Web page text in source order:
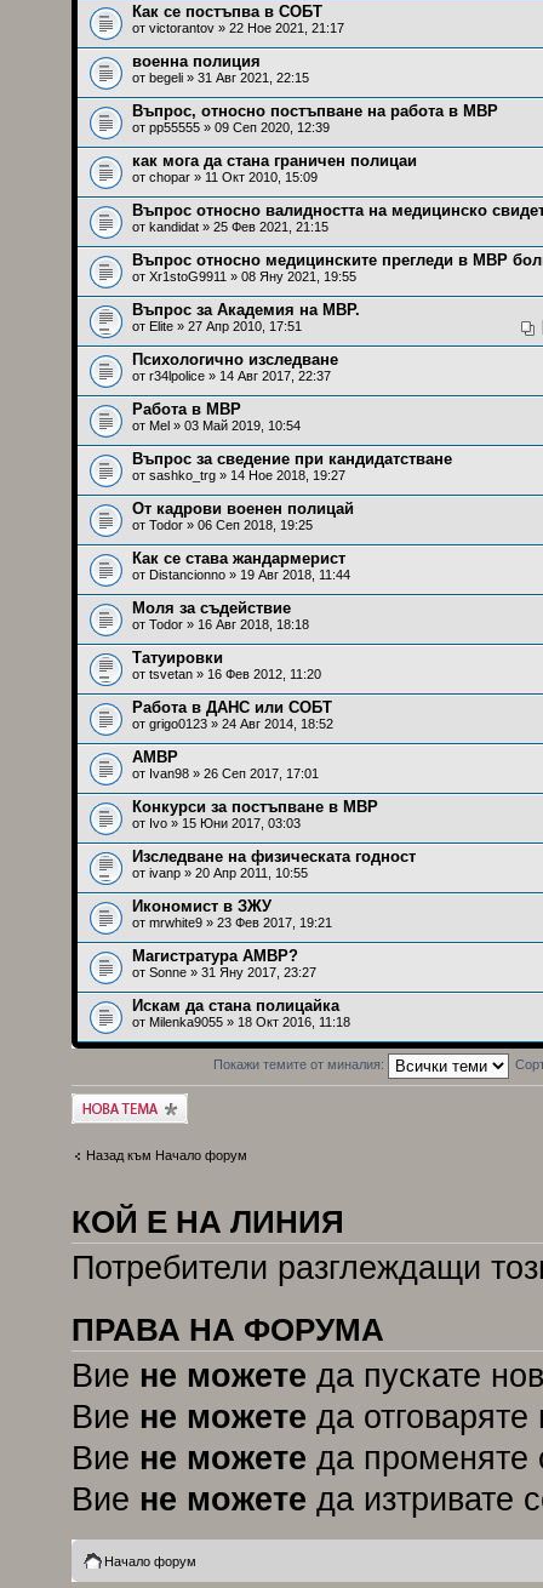
Как се постъпва в СОБТ
от victorantov » 22 Ное 2021, 21:17
военна полиция
от begeli » 31 Авг 2021, 22:15
Въпрос, относно постъпване на работа в МВР
от pp55555 » 09 Сеп 2020, 12:39
как мога да стана граничен полицаи
от chopar » 11 Окт 2010, 15:09
Въпрос относно валидността на медицинско
от kandidat » 25 Фев 2021, 21:15
Въпрос относно медицинските прегледи в МВР
от Xr1stoG9911 » 08 Яну 2021, 19:55
Въпрос за Академия на МВР.
от Elite » 27 Апр 2010, 17:51
Психологично изследване
от r34lpolice » 14 Авг 2017, 22:37
Работа в МВР
от Mel » 03 Май 2019, 10:54
Въпрос за сведение при кандидатстване
от sashko_trg » 14 Ное 2018, 19:27
От кадрови военен полицай
от Todor » 06 Сеп 2018, 19:25
Как се става жандармерист
от Distancionno » 19 Авг 2018, 11:44
Моля за съдействие
от Todor » 16 Авг 2018, 18:18
Татуировки
от tsvetan » 16 Фев 2012, 11:20
Работа в ДАНС или СОБТ
от grigo0123 » 24 Авг 2014, 18:52
АМВР
от Ivan98 » 26 Сеп 2017, 17:01
Конкурси за постъпване в МВР
от Ivo » 15 Юни 2017, 03:03
Изследване на физическата годност
от ivanp » 20 Апр 2011, 10:55
Икономист в ЗЖУ
от mrwhite9 » 23 Фев 2017, 19:21
Магистратура АМВР?
от Sonne » 31 Яну 2017, 23:27
Искам да стана полицайка
от Milenka9055 » 18 Окт 2016, 11:18
Покажи темите от миналия:
Публикувай нова
тема
Назад към Начало форум
КОЙ Е НА ЛИНИЯ
Потребители разглеждащи
ПРАВА НА ФОРУМА
Вие не можете да пускате
Вие не можете да
Вие не можете да променяте
Вие не можете да изтривате
Начало форум